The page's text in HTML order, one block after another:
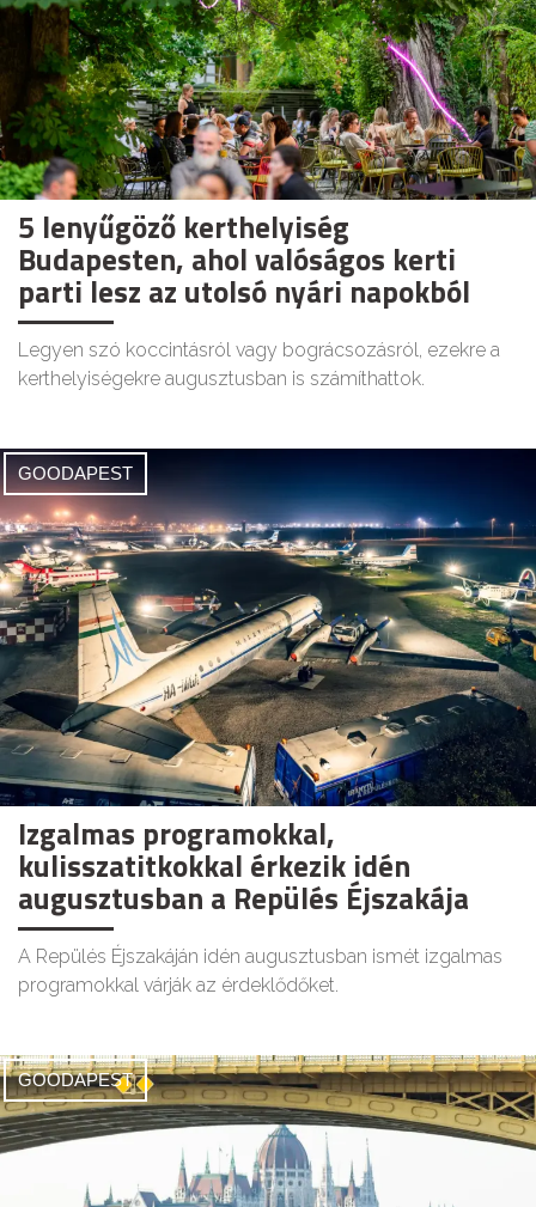
5 lenyűgöző kerthelyiség
Budapesten, ahol valóságos kerti
parti lesz az utolsó nyári napokból
Legyen szó koccintásról vagy bográcsozásról, ezekre a
kerthelyiségekre augusztusban is számíthattok.
GOODAPEST
Izgalmas programokkal,
kulisszatitkokkal érkezik idén
augusztusban a Repülés Éjszakája
A Repülés Éjszakáján idén augusztusban ismét izgalmas
programokkal várják az érdeklődőket.
GOODAPEST